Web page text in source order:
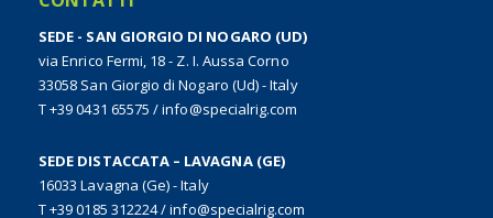
SEDE - SAN GIORGIO DI NOGARO (UD)
via Enrico Fermi, 18 - Z. I. Aussa Corno
33058 San Giorgio di Nogaro (Ud) - Italy
T +39 0431 65575 /info@specialrig.com
SEDE DISTACCATA – LAVAGNA (GE)
16033 Lavagna (Ge) - Italy
T +39 0185 312224/info@specialrig.com